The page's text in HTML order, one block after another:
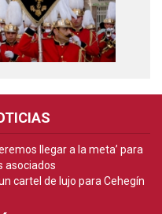
llegar a la meta’ para
asociados
cartel de lujo para Cehegín